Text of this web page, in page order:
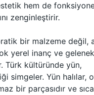
hem de
zenginleştirir.
bir malzeme değil,
yerel inanç ve
Türk kültüründe yün,
simgeler. Yün halılar,
bir parçasıdır ve